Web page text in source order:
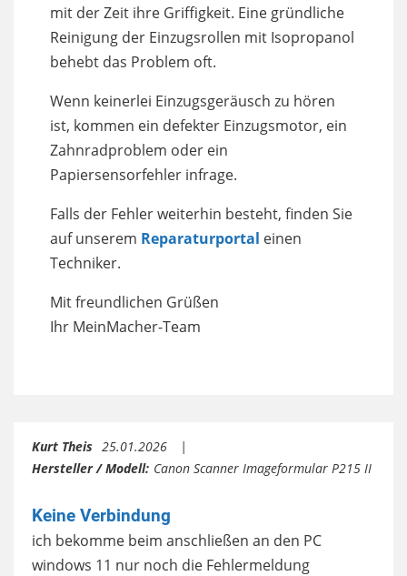
mit der Zeit ihre Griffigkeit. Eine gründliche
Reinigung der Einzugsrollen mit Isopropanol
behebt das Problem oft.
Wenn keinerlei Einzugsgeräusch zu hören
ist, kommen ein defekter Einzugsmotor, ein
Zahnradproblem oder ein
Papiersensorfehler infrage.
Falls der Fehler weiterhin besteht, finden Sie
auf unserem Reparaturportal einen
Techniker.
Mit freundlichen Grüßen
Ihr MeinMacher-Team
Kurt Theis 25.01.2026
Hersteller / Modell: Canon Scanner Imageformular P215 II
Keine Verbindung
ich bekomme beim anschließen an den PC
windows 11 nur noch die Fehlermeldung